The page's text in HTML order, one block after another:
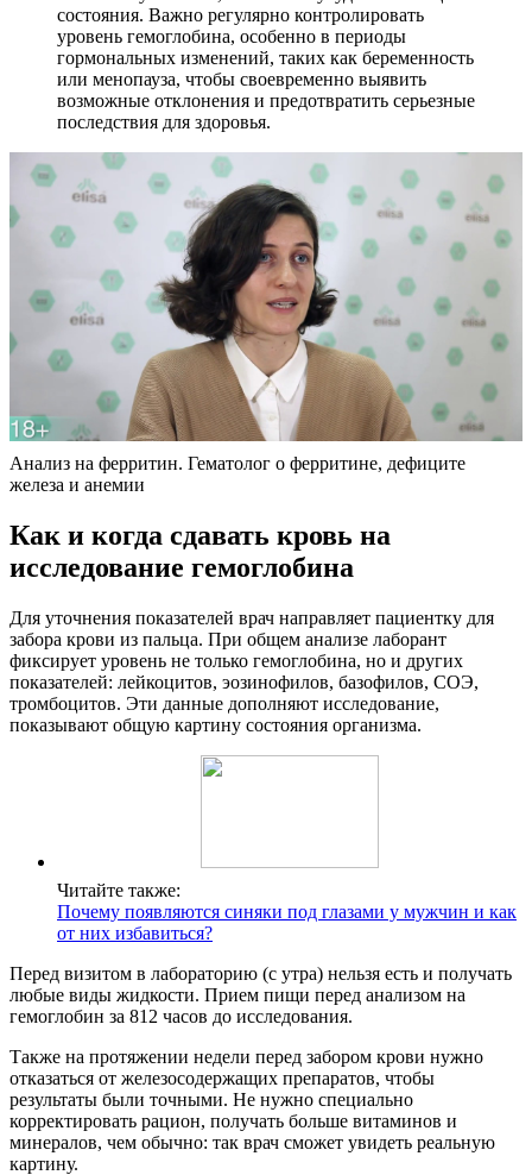
состояния. Важно регулярно контролировать
уровень гемоглобина, особенно в периоды
гормональных изменений, таких как беременность
или менопауза, чтобы своевременно выявить
возможные отклонения и предотвратить серьезные
последствия для здоровья.
Анализ на ферритин. Гематолог о ферритине, дефиците
железа и анемии
Как и когда сдавать кровь на
исследование гемоглобина
Для уточнения показателей врач направляет пациентку для
забора крови из пальца. При общем анализе лаборант
фиксирует уровень не только гемоглобина, но и других
показателей: лейкоцитов, эозинофилов, базофилов, СОЭ,
тромбоцитов. Эти данные дополняют исследование,
показывают общую картину состояния организма.
Читайте также:
Почему появляются синяки под глазами у мужчин и как
от них избавиться?
Перед визитом в лабораторию (с утра) нельзя есть и получать
любые виды жидкости. Прием пищи перед анализом на
гемоглобин за 812 часов до исследования.
Также на протяжении недели перед забором крови нужно
отказаться от железосодержащих препаратов, чтобы
результаты были точными. Не нужно специально
корректировать рацион, получать больше витаминов и
минералов, чем обычно: так врач сможет увидеть реальную
картину.